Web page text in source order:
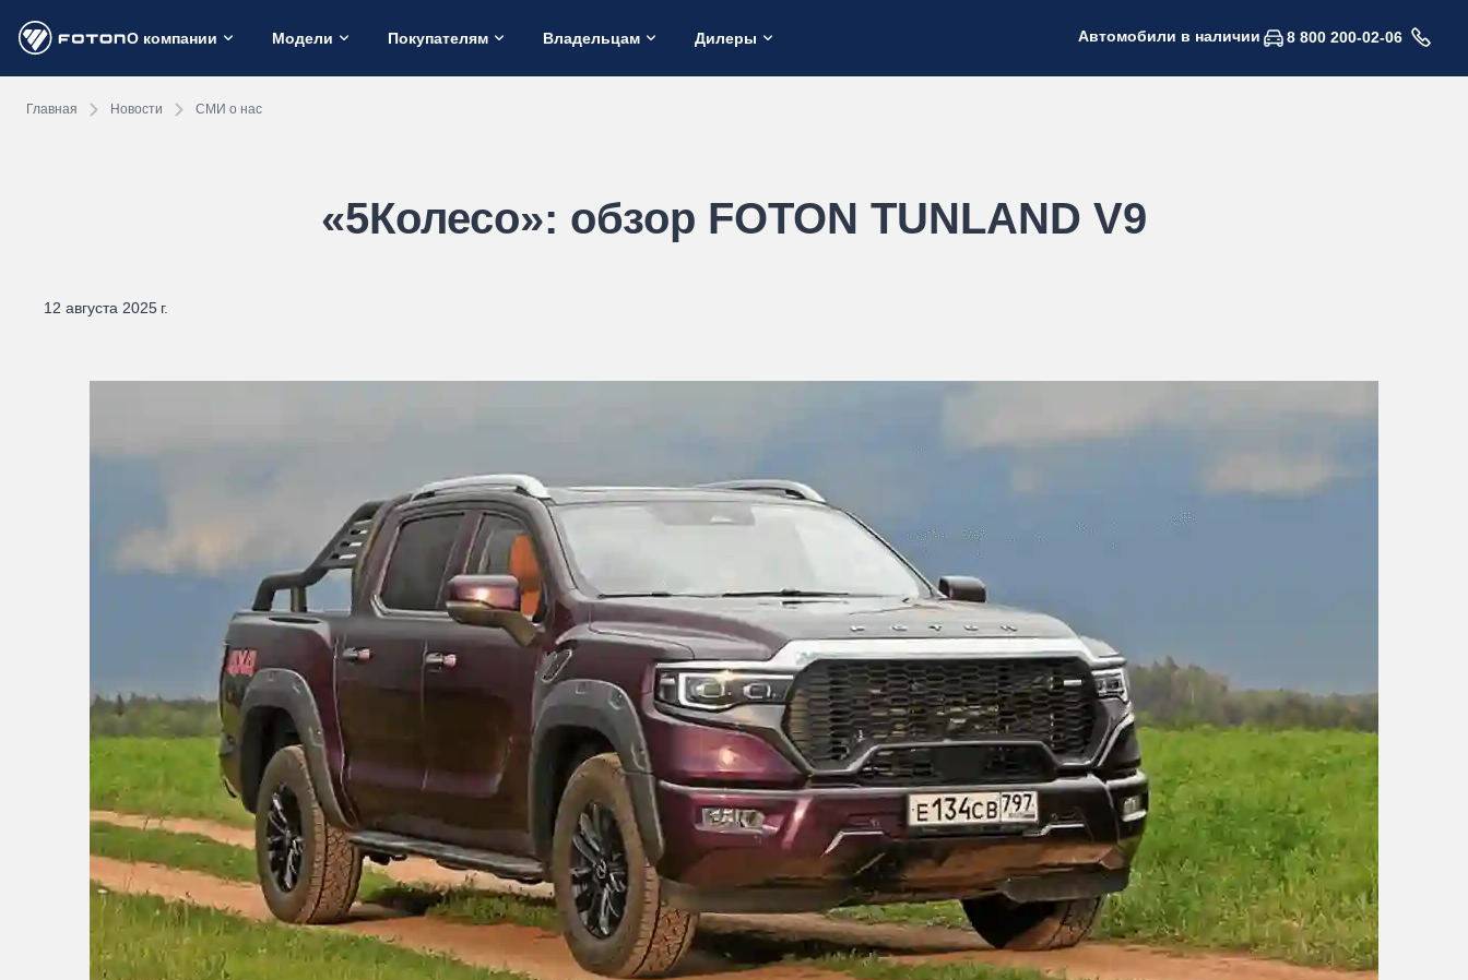
О компании Модели Покупателям Владельцам Дилеры Автомобили в наличии 8 800 200-02-06
Главная Новости СМИ о нас
«5Колесо»: обзор FOTON TUNLAND V9
12 августа 2025 г.